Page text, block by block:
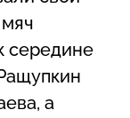
середине
а